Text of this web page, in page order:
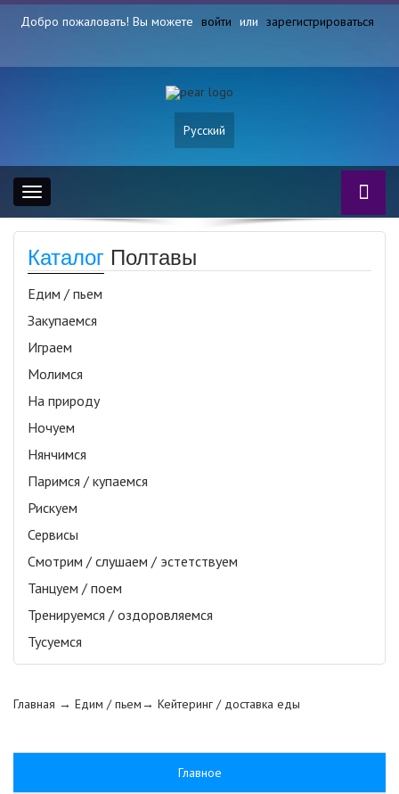
Добро пожаловать! Вы можете войти или зарегистрироваться
Русский
Toggle
navigation
Каталог Полтавы
Едим / пьем
Закупаемся
Играем
Молимся
На природу
Ночуем
Нянчимся
Паримся / купаемся
Рискуем
Сервисы
Смотрим / слушаем / эстетствуем
Танцуем / поем
Тренируемся / оздоровляемся
Тусуемся
Главная → Едим / пьем→ Кейтеринг / доставка еды
Главное